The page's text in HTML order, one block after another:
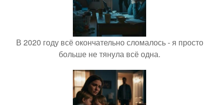
В 2020 году всё окончательно сломалось - я просто
больше не тянула всё одна.